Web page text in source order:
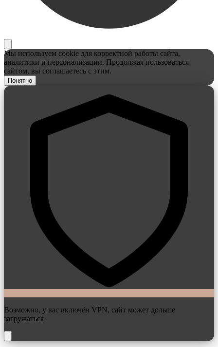
Мы используем cookie для корректной работы сайта,
аналитики и персонализации. Продолжая пользоваться
сайтом, вы соглашаетесь с этим.
Понятно
Возможно, у вас включён VPN, сайт может дольше
загружаться